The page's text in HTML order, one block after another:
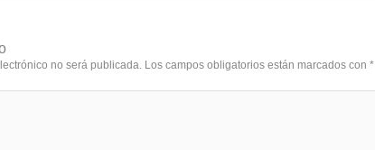
no será publicada. Los campos obligatorios están marcados con*